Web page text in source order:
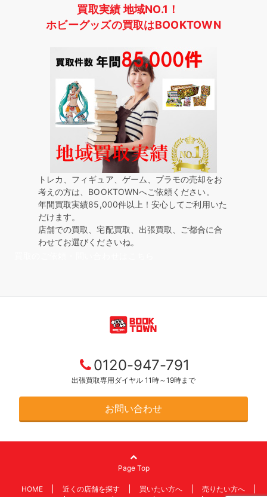
買取実績 地域NO.1！
ホビーグッズの買取はBOOKTOWN
トレカ、フィギュア、ゲーム、プラモの売却をお
考えの方は、BOOKTOWNへご依頼ください。
年間買取実績85,000件以上！安心してご利用いた
だけます。
店舗での買取、宅配買取、出張買取、ご都合に合
わせてお選びくださいね。
0120-947-791
出張買取専用ダイヤル 11時～19時まで
お問い合わせ
Page Top
HOME 近くの店舗を探す 買いたい方へ
売りたい方へ